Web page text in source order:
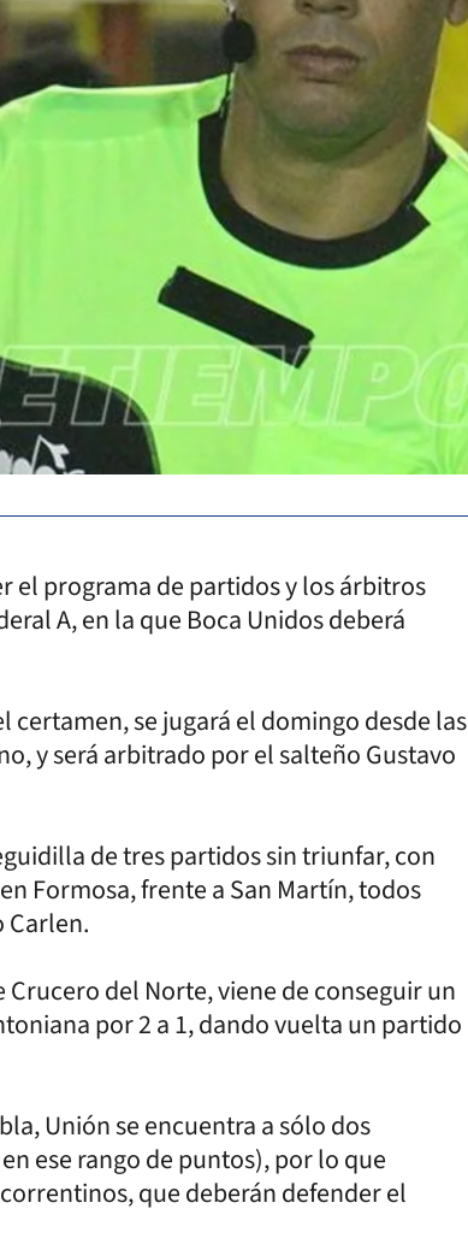
el programa de partidos y los árbitros
A, en la que Boca Unidos deberá
se jugará el domingo desde las
y será arbitrado por el salteño Gustavo
de tres partidos sin triunfar, con
Formosa, frente a San Martín, todos
Carlen.
del Norte, viene de conseguir un
por 2 a 1, dando vuelta un partido
Unión se encuentra a sólo dos
ese rango de puntos), por lo que
que deberán defender el